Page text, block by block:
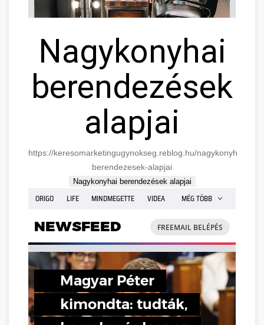
Nagykonyhai
berendezések
alapjai
https://keresomarketingugynokseg.reblog.hu/nagykonyhai-
berendezesek-alapjai
Nagykonyhai berendezések alapjai